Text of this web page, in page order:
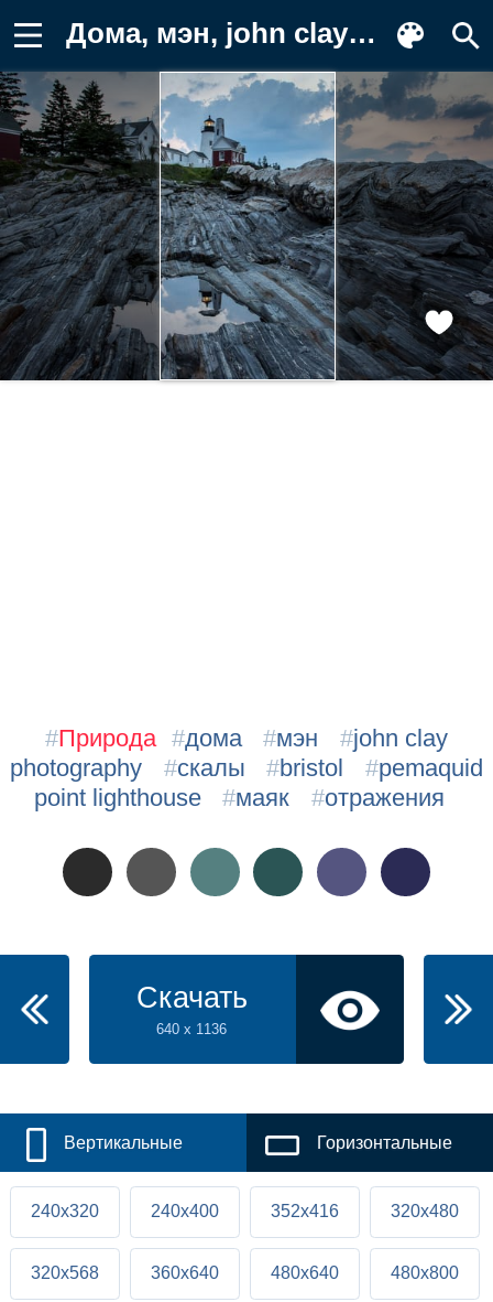
Дома, мэн, john clay photography Обои
#Природа #дома #мэн #john clay
photography
#скалы #bristol #pemaquid
point lighthouse
#маяк #отражения
Скачать
640 x 1136
Вертикальные Горизонтальные
240x320 240x400 352x416 320x480
320x568 360x640 480x640 480x800